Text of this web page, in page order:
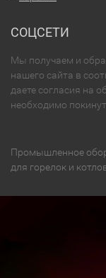
СОЦСЕТИ
Мы получаем и
нашего сайта в
даете согласия на
необходимо
Промышленное
для горелок и